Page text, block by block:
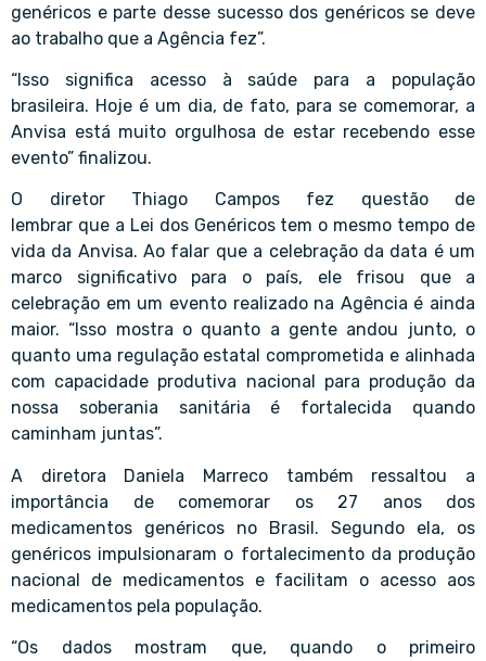
genéricos e parte desse sucesso dos genéricos se deve
ao trabalho que a Agência fez”.
“Isso significa acesso à saúde para a população
brasileira. Hoje é um dia, de fato, para se comemorar, a
Anvisa está muito orgulhosa de estar recebendo esse
evento” finalizou.
O diretor Thiago Campos fez questão de
lembrar que a Lei dos Genéricos tem o mesmo tempo de
vida da Anvisa. Ao falar que a celebração da data é um
marco significativo para o país, ele frisou que a
celebração em um evento realizado na Agência é ainda
maior. “Isso mostra o quanto a gente andou junto, o
quanto uma regulação estatal comprometida e alinhada
com capacidade produtiva nacional para produção da
nossa soberania sanitária é fortalecida quando
caminham juntas”.
A diretora Daniela Marreco também ressaltou a
importância de comemorar os 27 anos dos
medicamentos genéricos no Brasil. Segundo ela, os
genéricos impulsionaram o fortalecimento da produção
nacional de medicamentos e facilitam o acesso aos
medicamentos pela população.
“Os dados mostram que, quando o primeiro